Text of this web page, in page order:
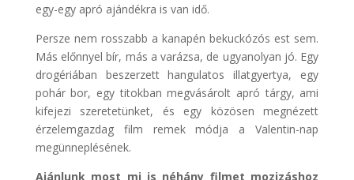
egy-egy apró ajándékra is van idő.
Persze nem rosszabb a kanapén bekuckózós est sem.
Más előnnyel bír, más a varázsa, de ugyanolyan jó. Egy
drogériában beszerzett hangulatos illatgyertya, egy
pohár bor, egy titokban megvásárolt apró tárgy, ami
kifejezi szeretetünket, és egy közösen megnézett
érzelemgazdag film remek módja a Valentin-nap
megünneplésének.
Ajánlunk most mi is néhány filmet mozizáshoz